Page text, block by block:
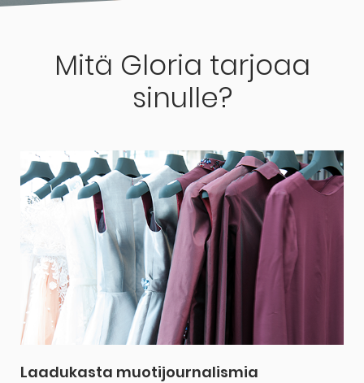
Mitä Gloria tarjoaa
sinulle?
Laadukasta muotijournalismia